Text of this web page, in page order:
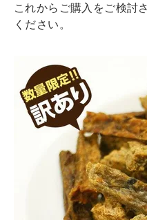
これからご購入をご検討
ください。